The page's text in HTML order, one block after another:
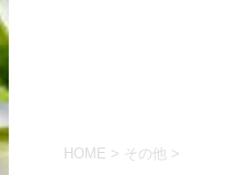
HOME > その他 >